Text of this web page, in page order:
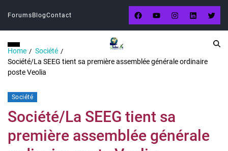
Forums BlogContact
Home
Société
Société/La SEEG tient sa première assemblée générale ordinaire
poste Veolia
Société
Société/La SEEG tient sa
première assemblée générale